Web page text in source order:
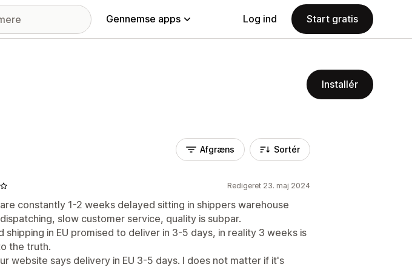
Gennemse apps Log ind Start gratis
Installér
Afgræns Sortér
Redigeret 23. maj 2024
constantly 1-2 weeks delayed sitting in shippers warehouse
slow customer service, quality is subpar.
shipping in EU promised to deliver in 3-5 days, in reality 3 weeks is
the truth.
website says delivery in EU 3-5 days. I does not matter if it's